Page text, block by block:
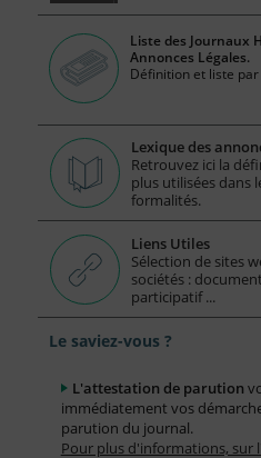
Liste des Journaux
Annonces Légales.
Définition et liste
Lexique des
Retrouvez ici la
plus utilisées dans
formalités.
Liens Utiles
Sélection de sites
sociétés :
participatif ...
Le saviez-vous ?
L'attestation de parution
immédiatement vos
parution du journal.
Pour plus d'informations,